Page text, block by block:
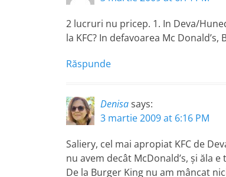
2 lucruri nu pricep. 1. In Deva/
la KFC? In defavoarea Mc Donald’s,
Răspunde
Denisasays:
3 martie 2009 at 6:16 PM
Saliery, cel mai apropiat KFC de
nu avem decât McDonald’s, şi ăla
De la Burger King nu am mâncat